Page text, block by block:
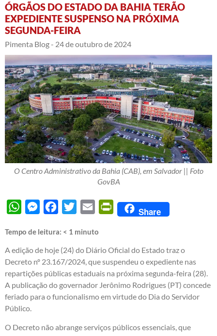
ÓRGÃOS DO ESTADO DA BAHIA TERÃO
EXPEDIENTE SUSPENSO NA PRÓXIMA
SEGUNDA-FEIRA
Pimenta Blog - 24 de outubro de 2024
O Centro Administrativo da Bahia (CAB), em Salvador || Foto
GovBA
WhatsAppMessengerFacebook
Twitter Email PrintFriendly
Share
Tempo de leitura: < 1 minuto
A edição de hoje (24) do Diário Oficial do Estado traz o
Decreto nº 23.167/2024, que suspendeu o expediente nas
repartições públicas estaduais na próxima segunda-feira (28).
A publicação do governador Jerônimo Rodrigues (PT) concede
feriado para o funcionalismo em virtude do Dia do Servidor
Público.
O Decreto não abrange serviços públicos essenciais, que